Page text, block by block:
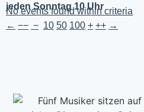
jeden Sonntag 10 Uhr
No events found within criteria
← −− − 10 50 100 + ++ →